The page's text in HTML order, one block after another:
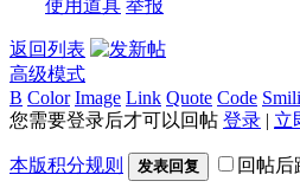
使用道具 举报
返回列表
高级模式
B Color Image Link Quote Code
您需要登录后才可以回帖 登录 | 立
本版积分规则 发表回复 回帖后